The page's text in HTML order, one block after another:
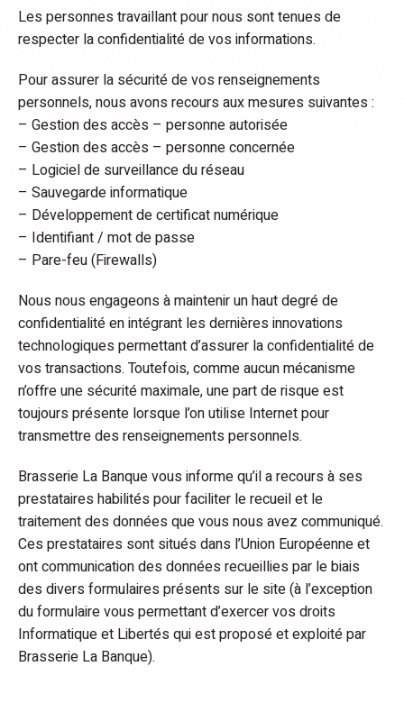
Les personnes travaillant pour nous sont tenues de
respecter la confidentialité de vos informations.
Pour assurer la sécurité de vos renseignements
personnels, nous avons recours aux mesures suivantes :
– Gestion des accès – personne autorisée
– Gestion des accès – personne concernée
– Logiciel de surveillance du réseau
– Sauvegarde informatique
– Développement de certificat numérique
– Identifiant / mot de passe
– Pare-feu (Firewalls)
Nous nous engageons à maintenir un haut degré de
confidentialité en intégrant les dernières innovations
technologiques permettant d’assurer la confidentialité de
vos transactions. Toutefois, comme aucun mécanisme
n’offre une sécurité maximale, une part de risque est
toujours présente lorsque l’on utilise Internet pour
transmettre des renseignements personnels.
Brasserie La Banque vous informe qu’il a recours à ses
prestataires habilités pour faciliter le recueil et le
traitement des données que vous nous avez communiqué.
Ces prestataires sont situés dans l’Union Européenne et
ont communication des données recueillies par le biais
des divers formulaires présents sur le site (à l’exception
du formulaire vous permettant d’exercer vos droits
Informatique et Libertés qui est proposé et exploité par
Brasserie La Banque).